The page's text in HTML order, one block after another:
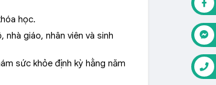
học.
giáo, nhân viên và sinh
sức khỏe định kỳ hằng năm